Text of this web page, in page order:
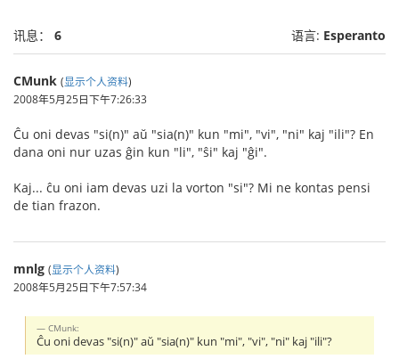
讯息： 6 语言: Esperanto
CMunk (显示个人资料)
2008年5月25日下午7:26:33
Ĉu oni devas "si(n)" aŭ "sia(n)" kun "mi", "vi", "ni" kaj "ili"? En
dana oni nur uzas ĝin kun "li", "ŝi" kaj "ĝi".
Kaj... ĉu oni iam devas uzi la vorton "si"? Mi ne kontas pensi
de tian frazon.
mnlg (显示个人资料)
2008年5月25日下午7:57:34
CMunk:
Ĉu oni devas "si(n)" aŭ "sia(n)" kun "mi", "vi", "ni" kaj "ili"?